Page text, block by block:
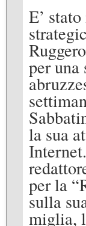
E’
per una
la sua
per la
sulla
miglia,